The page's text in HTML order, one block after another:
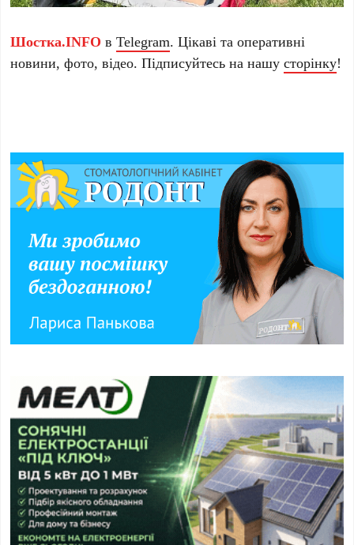
Шостка.INFO вTelegram. Цікаві та оперативні
новини, фото, відео. Підписуйтесь на нашусторінку!